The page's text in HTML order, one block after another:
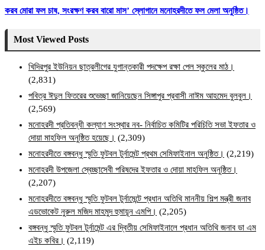
করব মোরা ফল চাষ, সংরক্ষণ করব বারো মাস’ স্লোগানে মনোহরদীতে ফল মেলা অনুষ্ঠিত।
Most Viewed Posts
খিদিরপুর ইউনিয়ন ছাত্রলীগের যুগান্তকারী পদক্ষেপ রক্ষা পেল স্কুলের মাঠ।
(2,831)
পবিত্র ঈদুল ফিতরের শুভেচ্ছা জানিয়েছেন সিঙ্গাপুর প্রবাসী নাঈম আহমেদ বুলবুল।
(2,569)
মনোহরদী প্রতিবন্ধী কল্যাণ সংস্থার নব- নির্বাচিত কমিটির পরিচিতি সভা ইফতার ও
দোয়া মাহফিল অনুষ্ঠিত হয়েছে। (2,309)
মনোহরদীতে বঙ্গবন্ধু স্মৃতি ফুটবল টুর্নামেন্ট প্রথম সেমিফাইনাল অনুষ্ঠিত। (2,219)
মনোহরদী উপজেলা স্বেচ্ছাসেবী পরিষদের ইফতার ও দোয়া মাহফিল অনুষ্ঠিত।
(2,207)
মনোহরদীতে বঙ্গবন্ধু স্মৃতি ফুটবল টুর্নামেন্টে প্রধান অতিথি মাননীয় শিল্প মন্ত্রী জনাব
এডভোকেট নুরুল মজিদ মাহমুদ হুমায়ূন এমপি। (2,205)
বঙ্গবন্ধু স্মৃতি ফুটবল টুর্নামেন্ট এর দ্বিতীয় সেমিফাইনালে প্রধান অতিথি জনাব ডা এম
এইচ কবির। (2,119)